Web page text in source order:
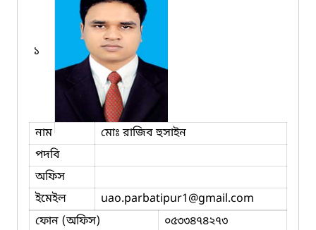
১
নাম
মোঃ রাজিব হুসাইন
পদবি
অফিস
ইমেইল
uao.parbatipur1@gmail.com
ফোন (অফিস)
০৫৩৩৪৭৪২৭৩